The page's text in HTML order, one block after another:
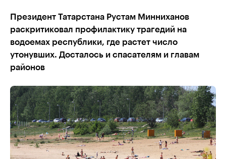
Президент Татарстана Рустам Минниханов
раскритиковал профилактику трагедий на
водоемах республики, где растет число
утонувших. Досталось и спасателям и главам
районов